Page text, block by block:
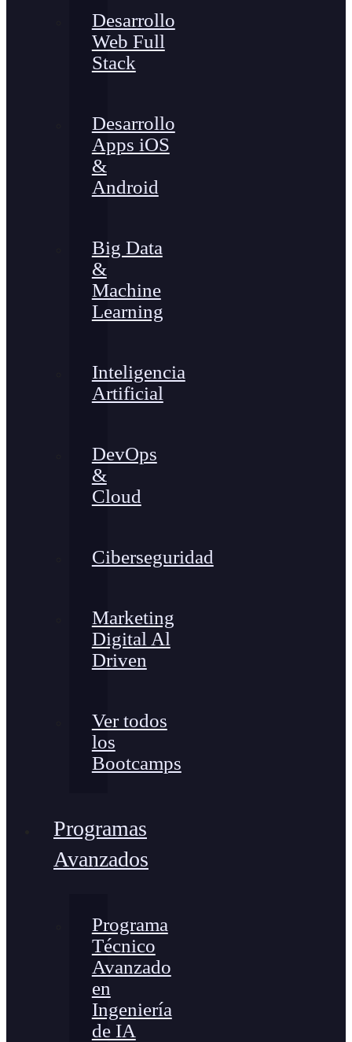
Desarrollo
Web Full
Stack
Desarrollo
Apps iOS
&
Android
Big Data
&
Machine
Learning
Inteligencia
Artificial
DevOps
&
Cloud
Ciberseguridad
Marketing
Digital Al
Driven
Ver todos
los
Bootcamps
Programas
Avanzados
Programa
Técnico
Avanzado
en
Ingeniería
de IA